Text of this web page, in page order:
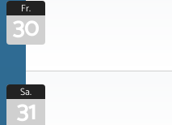
Fr.
30
Sa.
31